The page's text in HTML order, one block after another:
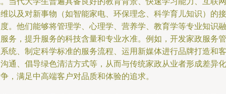
以及对新事物（如智能家电、环保理念、科学育儿知识）的接
。他们能够将管理学、心理学、营养学、教育学等专业知识融
务，提升服务的科技含量和专业水准。例如，开发家政服务管
统、制定科学标准的服务流程、运用新媒体进行品牌打造和客
通、倡导绿色清洁方式等，从而与传统家政从业者形成差异化
，满足中高端客户对品质和体验的追求。